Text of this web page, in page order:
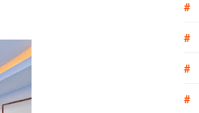
dan Masyarakat
#
#
#
#